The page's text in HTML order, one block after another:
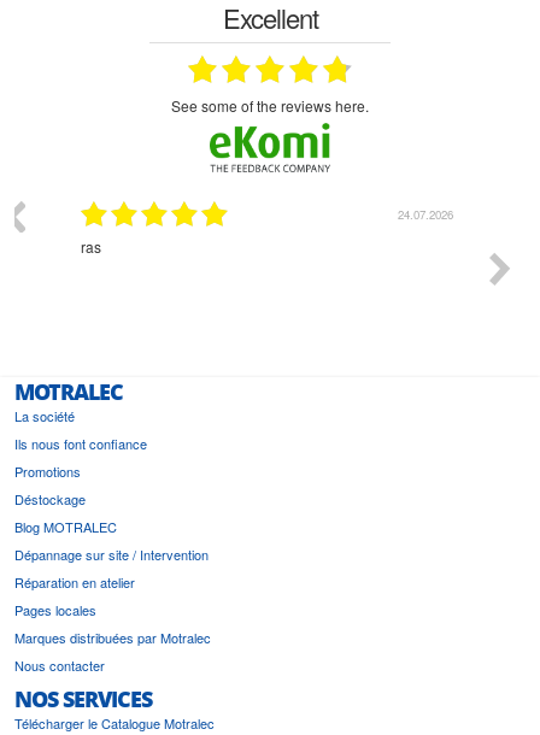
Excellent
see some of the reviews here.
24.07.2026
l'écoute du client et très aimable - cherchant toujours la
bonne solution et le matériel convenant à l'usage qui en
MOTRALEC
La société
Ils nous font confiance
Promotions
Déstockage
Blog MOTRALEC
Dépannage sur site / Intervention
Réparation en atelier
Pages locales
Marques distribuées par Motralec
Nous contacter
NOS SERVICES
Télécharger le Catalogue Motralec